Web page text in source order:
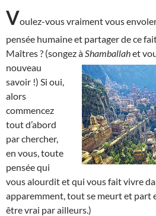
Voulez-vous vraiment vous
pensée humaine et partager de ce
Maîtres ? (songez à Shamballahet
nouveau
savoir !) Si oui,
alors
commencez
tout d’abord
par chercher,
en vous, toute
pensée qui
vous alourdit et qui vous fait vivre
apparemment, tout se meurt et part
être vrai par ailleurs.)